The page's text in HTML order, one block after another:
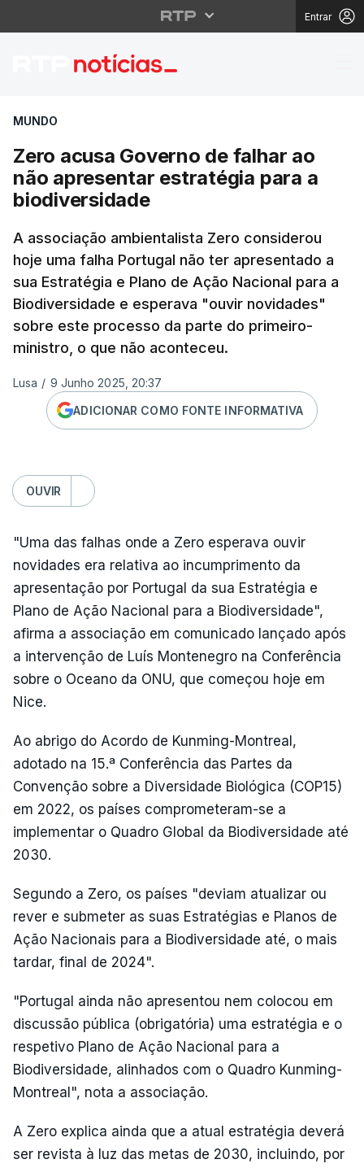
Entrar
Zero acusa Governo
MUNDO
Zero acusa Governo de falhar ao
não apresentar estratégia para a
biodiversidade
A associação ambientalista Zero considerou
hoje uma falha Portugal não ter apresentado a
sua Estratégia e Plano de Ação Nacional para a
Biodiversidade e esperava "ouvir novidades"
sobre este processo da parte do primeiro-
ministro, o que não aconteceu.
Lusa / 9 Junho 2025, 20:37
ADICIONAR COMO FONTE INFORMATIVA
OUVIR
"Uma das falhas onde a Zero esperava ouvir
novidades era relativa ao incumprimento da
apresentação por Portugal da sua Estratégia e
Plano de Ação Nacional para a Biodiversidade",
afirma a associação em comunicado lançado após
a intervenção de Luís Montenegro na Conferência
sobre o Oceano da ONU, que começou hoje em
Nice.
Ao abrigo do Acordo de Kunming-Montreal,
adotado na 15.ª Conferência das Partes da
Convenção sobre a Diversidade Biológica (COP15)
em 2022, os países comprometeram-se a
implementar o Quadro Global da Biodiversidade até
2030.
Segundo a Zero, os países "deviam atualizar ou
rever e submeter as suas Estratégias e Planos de
Ação Nacionais para a Biodiversidade até, o mais
tardar, final de 2024".
"Portugal ainda não apresentou nem colocou em
discussão pública (obrigatória) uma estratégia e o
respetivo Plano de Ação Nacional para a
Biodiversidade, alinhados com o Quadro Kunming-
Montreal", nota a associação.
A Zero explica ainda que a atual estratégia deverá
ser revista à luz das metas de 2030, incluindo, por